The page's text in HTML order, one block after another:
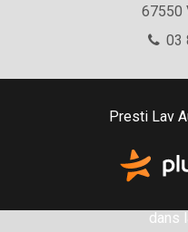
67550
03
Presti Lav
dans